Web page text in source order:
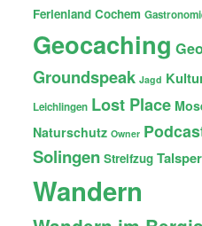
Ferienland Cochem
Geocaching
Groundspeak Jagd
Leichlingen Lost Place
Naturschutz Owner
Solingen Streifzug
Wandern